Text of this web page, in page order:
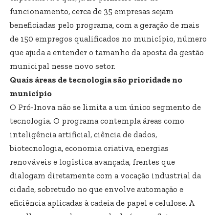
funcionamento, cerca de 35 empresas sejam
beneficiadas pelo programa, com a geração de mais
de 150 empregos qualificados no município, número
que ajuda a entender o tamanho da aposta da gestão
municipal nesse novo setor.
Quais áreas de tecnologia são prioridade no
município
O Pró-Inova não se limita a um único segmento de
tecnologia. O programa contempla áreas como
inteligência artificial, ciência de dados,
biotecnologia, economia criativa, energias
renováveis e logística avançada, frentes que
dialogam diretamente com a vocação industrial da
cidade, sobretudo no que envolve automação e
eficiência aplicadas à cadeia de papel e celulose. A